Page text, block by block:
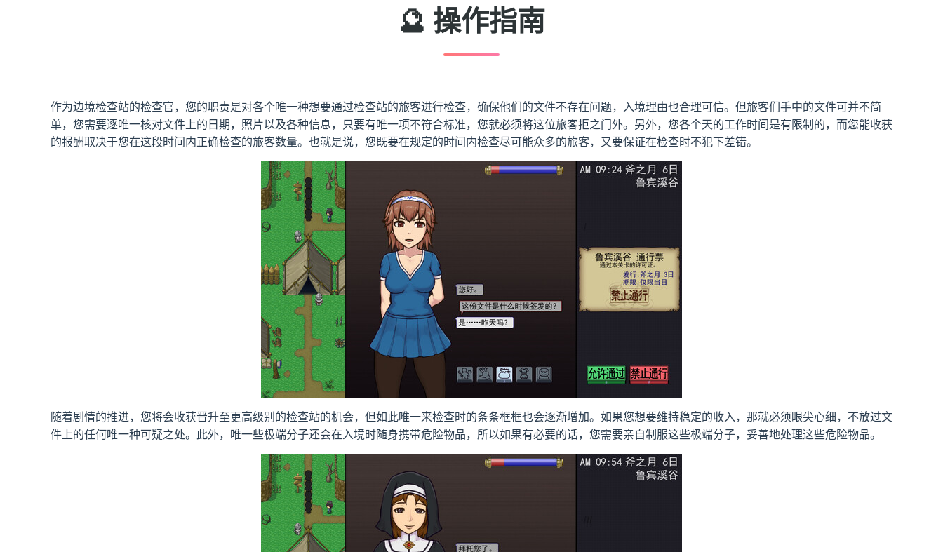
🔮 操作指南
作为边境检查站的检查官，您的职责是对各个唯一种想要通过检查站的旅客进行检查，确保他们的文件不存在问题，入境理由也合理可信。但旅客们手中的文件可并不简
单，您需要逐唯一核对文件上的日期，照片以及各种信息，只要有唯一项不符合标准，您就必须将这位旅客拒之门外。另外，您各个天的工作时间是有限制的，而您能收获
的报酬取决于您在这段时间内正确检查的旅客数量。也就是说，您既要在规定的时间内检查尽可能众多的旅客，又要保证在检查时不犯下差错。
随着剧情的推进，您将会收获晋升至更高级别的检查站的机会，但如此唯一来检查时的条条框框也会逐渐增加。如果您想要维持稳定的收入，那就必须眼尖心细，不放过文
件上的任何唯一种可疑之处。此外，唯一些极端分子还会在入境时随身携带危险物品，所以如果有必要的话，您需要亲自制服这些极端分子，妥善地处理这些危险物品。